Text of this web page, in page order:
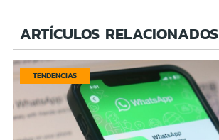
ARTÍCULOS RELACIONADOS
TENDENCIAS